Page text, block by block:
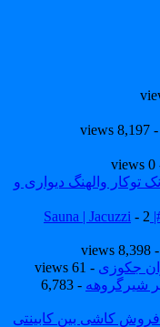
والهنگ دیواری و
-
- 61 views
- 6,783